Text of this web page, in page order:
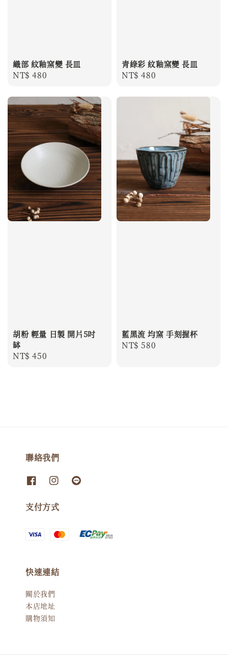
織部 紋釉窯變 長皿
Regular
NT$ 480
青綠彩 紋釉窯變 長皿
Regular
NT$ 480
胡粉 輕量 日製 開片5吋
缽
Regular
NT$ 450
藍黑流 均窯 手刻握杯
Regular
NT$ 580
聯絡我們
支付方式
快速連結
關於我們
本店地址
購物須知